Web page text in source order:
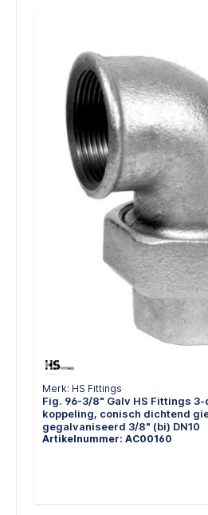
Merk: HS Fittings
Fig. 96-3/8" Galv HS Fittings
koppeling, conisch dichtend
gegalvaniseerd 3/8" (bi) DN10
Artikelnummer: AC00160